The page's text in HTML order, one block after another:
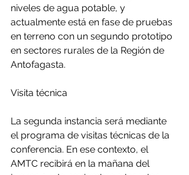
niveles de agua potable, y
actualmente está en fase de pruebas
en terreno con un segundo prototipo
en sectores rurales de la Región de
Antofagasta.
Visita técnica
La segunda instancia será mediante
el programa de visitas técnicas de la
conferencia. En ese contexto, el
AMTC recibirá en la mañana del